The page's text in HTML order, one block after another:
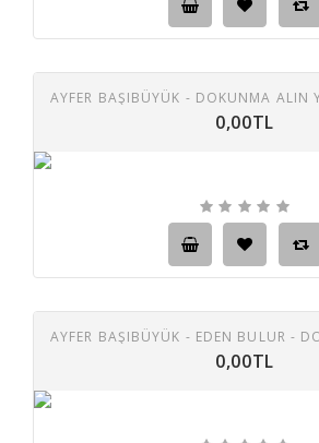
0,00TL
0,00TL